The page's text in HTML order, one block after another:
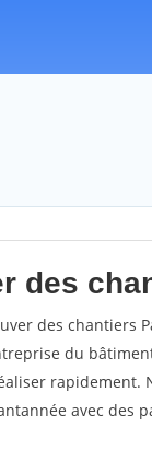
des
des chantiers
du
rapidement.
avec des